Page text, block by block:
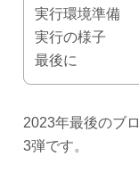
実行環境準備
実行の様子
最後に
2023年最後のブ
3弾です。